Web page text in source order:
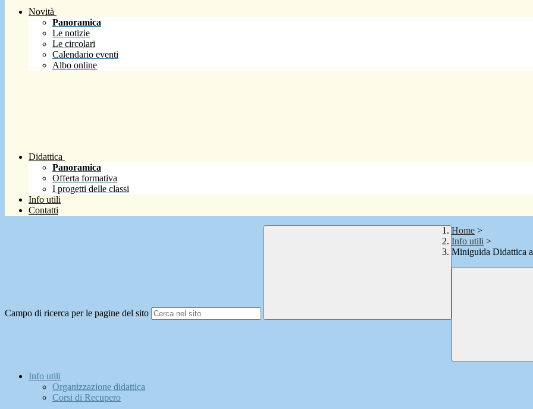
Novità
Panoramica
Le notizie
Le circolari
Calendario eventi
Albo online
Didattica
Panoramica
Offerta formativa
I progetti delle classi
Info utili
Contatti
Campo di ricerca per le pagine del sito
Home >
Info utili >
Miniguida Didattica
Info utili
Organizzazione didattica
Corsi di Recupero